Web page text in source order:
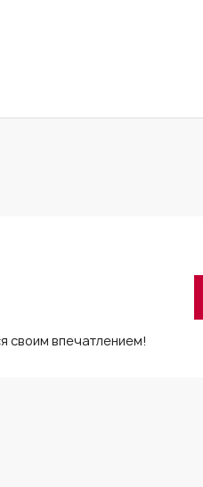
своим впечатлением!